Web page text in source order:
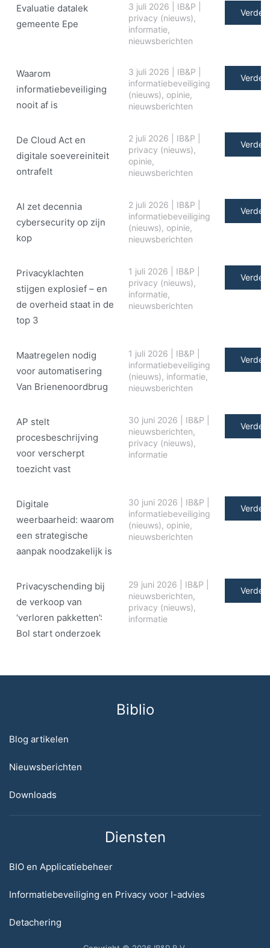
Evaluatie datalek
gemeente Epe
3 juli 2026 IB&P
privacy (nieuws),
informatie,
nieuwsberichten
Verder
Waarom
informatiebeveiliging
nooit af is
3 juli 2026 IB&P
informatiebeveiliging
(nieuws), opinie,
nieuwsberichten
Verder
De Cloud Act en
digitale soe­ve­rei­ni­teit
ontrafelt
2 juli 2026 IB&P
privacy (nieuws),
opinie,
nieuwsberichten
Verder
AI zet decennia
cybersecurity op zijn
kop
2 juli 2026 IB&P
informatiebeveiliging
(nieuws), opinie,
nieuwsberichten
Verder
Privacyklachten
stijgen explosief – en
de overheid staat in de
top 3
1 juli 2026 IB&P
privacy (nieuws),
informatie,
nieuwsberichten
Verder
Maatregelen nodig
voor automatisering
Van Brienenoordbrug
1 juli 2026 IB&P
informatiebeveiliging
(nieuws), informatie,
nieuwsberichten
Verder
AP stelt
procesbeschrijving
voor verscherpt
toezicht vast
30 juni 2026 IB&P
nieuwsberichten,
privacy (nieuws),
informatie
Verder
Digitale
weerbaarheid: waarom
een strategische
aanpak noodzakelijk is
30 juni 2026 IB&P
informatiebeveiliging
(nieuws), opinie,
nieuwsberichten
Verder
Privacyschending bij
de verkoop van
‘verloren pakketten’:
Bol start onderzoek
29 juni 2026 IB&P
nieuwsberichten,
privacy (nieuws),
informatie
Verder
Biblio
Blog artikelen
Nieuwsberichten
Downloads
Diensten
BIO en Applicatiebeheer
Informatiebeveiliging en Privacy voor I-advies
Detachering